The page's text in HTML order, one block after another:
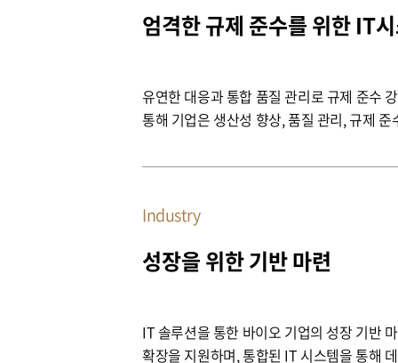
엄격한 규제 준수를 위한 IT
유연한 대응과 통합 품질 관리로 규제 준수 강화 웅진은 바이오 기업의 특수한 요구 사항에 맞춰 ERP, MES, LIMS, QMS 등 다양한 IT 솔루션을 통합하여 제공
통해 기업은 생산성 향상, 품질 관리, 규제
용이하게 합니다. 이 시스템은 품질 관리 프
Industry
성장을 위한 기반 마련
IT 솔루션을 통한 바이오 기업의 성장 기반 마련 바이오 산업은 급변하는 시장 환경과 엄격한 규제 속에서 안정적인 성장을 이뤄야 합니다. 웅진은 바이오
확장을 지원하며, 통합된 IT 시스템을 통해